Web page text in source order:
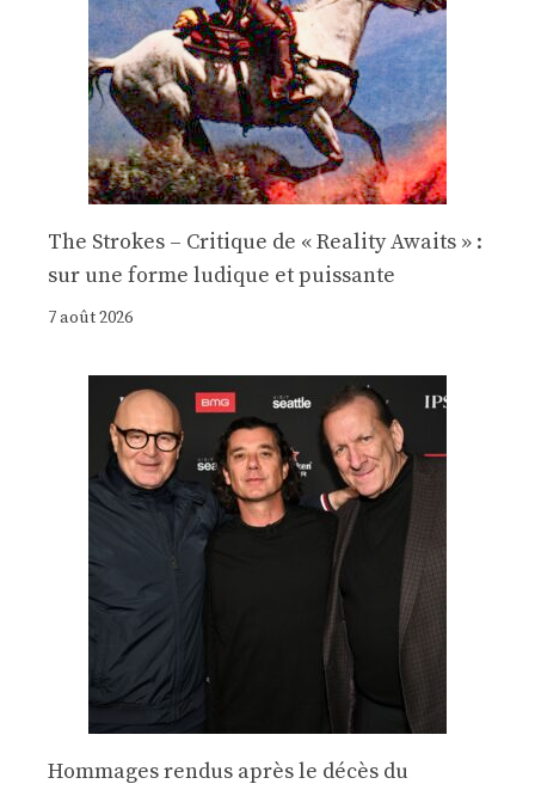
The Strokes – Critique de « Reality Awaits » :
sur une forme ludique et puissante
7 août 2026
Hommages rendus après le décès du